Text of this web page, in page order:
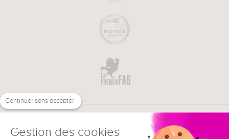
Continuer sans accepter
Gestion des cookies